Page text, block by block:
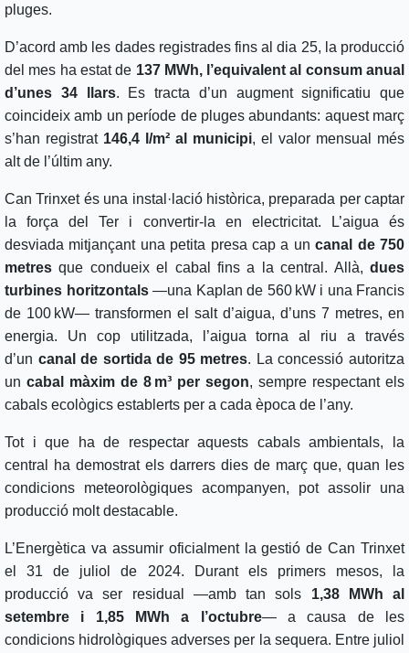
pluges.
D’acord amb les dades registrades fins al dia 25, la producció
del mes ha estat de 137 MWh, l’equivalent al consum anual
d’unes 34 llars. Es tracta d’un augment significatiu que
coincideix amb un període de pluges abundants: aquest març
s’han registrat 146,4 l/m² al municipi, el valor mensual més
alt de l’últim any.
Can Trinxet és una instal·lació històrica, preparada per captar
la força del Ter i convertir-la en electricitat. L’aigua és
desviada mitjançant una petita presa cap a uncanal de 750
metres que condueix el cabal fins a la central. Allà, dues
turbines horitzontals—una Kaplan de 560 kW i una Francis
de 100 kW— transformen el salt d’aigua, d’uns 7 metres, en
energia. Un cop utilitzada, l’aigua torna al riu a través
d’un canal de sortida de 95 metres. La concessió autoritza
un cabal màxim de 8 m³ per segon, sempre respectant els
cabals ecològics establerts per a cada època de l’any.
Tot i que ha de respectar aquests cabals ambientals, la
central ha demostrat els darrers dies de març que, quan les
condicions meteorològiques acompanyen, pot assolir una
producció molt destacable.
L’Energètica va assumir oficialment la gestió de Can Trinxet
el 31 de juliol de 2024. Durant els primers mesos, la
producció va ser residual —amb tan sols 1,38 MWh al
setembre i 1,85 MWh a l’octubre— a causa de les
condicions hidrològiques adverses per la sequera. Entre juliol